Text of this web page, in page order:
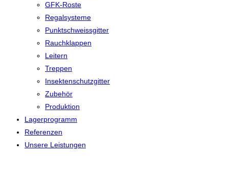
GFK-Roste
Regalsysteme
Punktschweissgitter
Rauchklappen
Leitern
Treppen
Insektenschutzgitter
Zubehör
Produktion
Lagerprogramm
Referenzen
Unsere Leistungen